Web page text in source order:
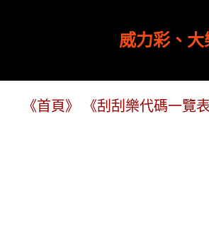
威力彩、
《首頁》 《刮刮樂代碼一覽表